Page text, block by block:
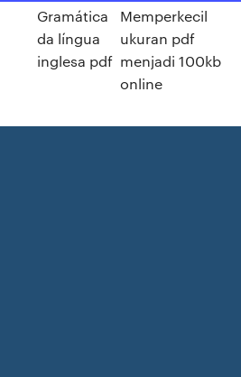
Gramática
da língua
inglesa pdf
Memperkecil
ukuran pdf
menjadi 100kb
online